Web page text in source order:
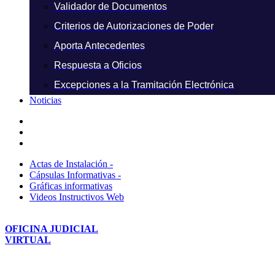
Validador de Documentos
Criterios de Autorizaciones de Poder
Aporta Antecedentes
Respuesta a Oficios
Excepciones a la Tramitación Electrónica
Noticias
Actas de Instalación -
Cápsulas Informativas -
Gráficas informativas
Videos Instructivos Web
OFICINA JUDICIAL
VIRTUAL